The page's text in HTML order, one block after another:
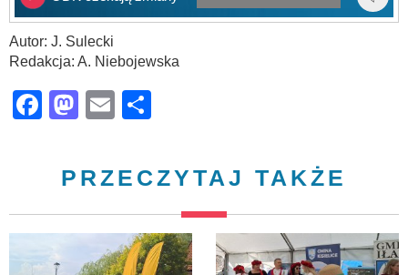
Autor: J. Sulecki
Redakcja: A. Niebojewska
Facebook
Mastodon
Email
PRZECZYTAJ TAKŻE